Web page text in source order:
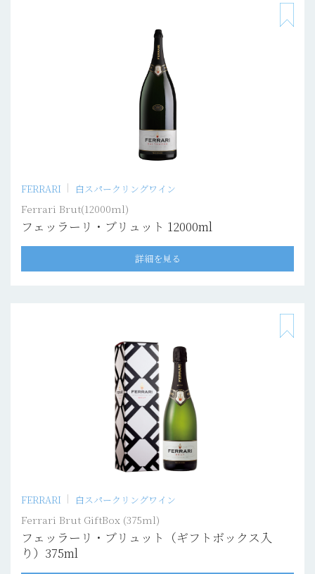
FERRARI 白スパークリングワイン
Ferrari Brut(12000ml)
フェッラーリ・ブリュット 12000ml
詳細を見る
FERRARI 白スパークリングワイン
Ferrari Brut GiftBox (375ml)
フェッラーリ・ブリュット（ギフトボックス入
り）375ml